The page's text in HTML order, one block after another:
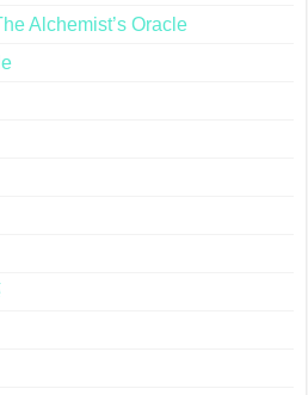
Alchemist’s Oracle